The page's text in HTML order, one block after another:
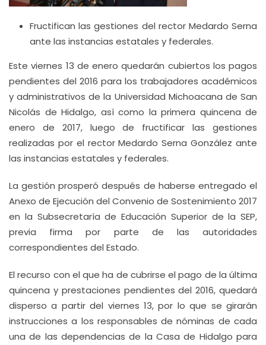
Fructifican las gestiones del rector Medardo Serna
ante las instancias estatales y federales.
Este viernes 13 de enero quedarán cubiertos los pagos
pendientes del 2016 para los trabajadores académicos
y administrativos de la Universidad Michoacana de San
Nicolás de Hidalgo, así como la primera quincena de
enero de 2017, luego de fructificar las gestiones
realizadas por el rector Medardo Serna González ante
las instancias estatales y federales.
La gestión prosperó después de haberse entregado el
Anexo de Ejecución del Convenio de Sostenimiento 2017
en la Subsecretaría de Educación Superior de la SEP,
previa firma por parte de las autoridades
correspondientes del Estado.
El recurso con el que ha de cubrirse el pago de la última
quincena y prestaciones pendientes del 2016, quedará
disperso a partir del viernes 13, por lo que se girarán
instrucciones a los responsables de nóminas de cada
una de las dependencias de la Casa de Hidalgo para